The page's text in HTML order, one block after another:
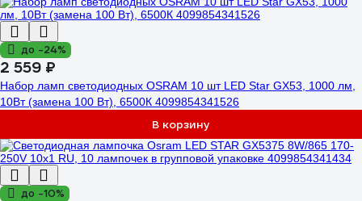
до -24%
2 559 ₽
Набор ламп светодиодных OSRAM 10 шт LED Star GX53, 1000 лм,
10Вт (замена 100 Вт), 6500К 4099854341526
В корзину
до -10%